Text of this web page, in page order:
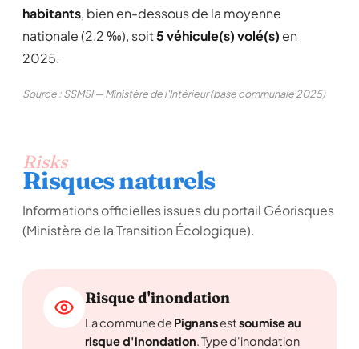
habitants, bien en-dessous de la moyenne
nationale (2,2 ‰), soit5 véhicule(s) volé(s) en
2025.
Source : SSMSI — Ministère de l'Intérieur (base communale 2025)
Risks
Risques naturels
Informations officielles issues du portail Géorisques
(Ministère de la Transition Écologique).
Risque d'inondation
La commune de Pignansestsoumise au
risque d'inondation. Type d'inondation